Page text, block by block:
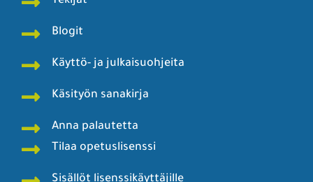
Blogit
Käyttö- ja julkaisuohjeita
Käsityön sanakirja
Anna palautetta
Tilaa opetuslisenssi
Sisällöt lisenssikäyttäjille